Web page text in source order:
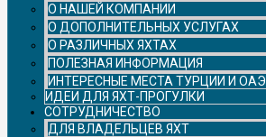
О НАШЕЙ КОМПАНИИ
О ДОПОЛНИТЕЛЬНЫХ УСЛУГАХ
О РАЗЛИЧНЫХ ЯХТАХ
ПОЛЕЗНАЯ ИНФОРМАЦИЯ
ИНТЕРЕСНЫЕ МЕСТА ТУРЦИИ И ОАЭ
ИДЕИ ДЛЯ ЯХТ-ПРОГУЛКИ
СОТРУДНИЧЕСТВО
ДЛЯ ВЛАДЕЛЬЦЕВ ЯХТ